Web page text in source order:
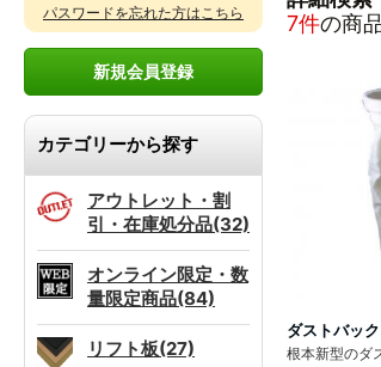
パスワードを忘れた方はこちら
新規会員登録
カテゴリーから探す
アウトレット・割
引・在庫処分品(32)
オンライン限定・数
量限定商品(84)
リフト板(27)
7件の商
ダストバッ
根本新型のダ